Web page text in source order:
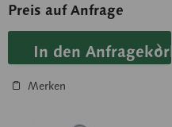
Preis auf Anfrage
In den Anfragekorb
Merken